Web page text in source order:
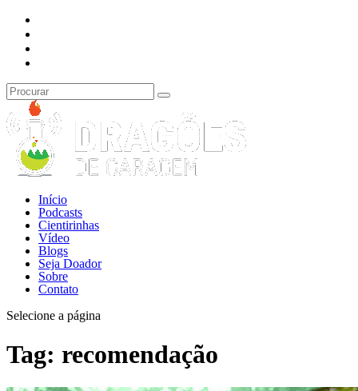
Início
Podcasts
Cientirinhas
Vídeo
Blogs
Seja Doador
Sobre
Contato
Selecione a página
Tag: recomendação